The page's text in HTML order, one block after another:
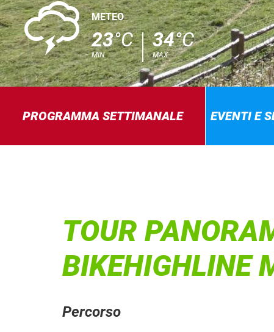
0 METEO
23°C
MIN.
34°C
MAX.
PROGRAMMA SETTIMANALE EVENTI E
TOUR
BIKEHIGHLINE
Percorso